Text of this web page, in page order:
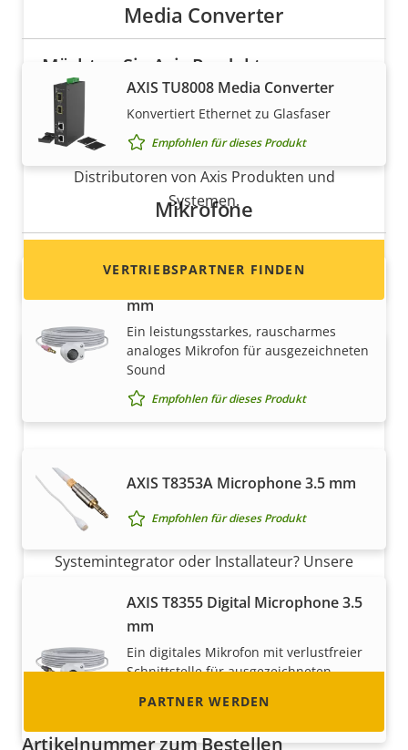
Media Converter
AXIS TU8008 Media Converter
Konvertiert Ethernet zu Glasfaser
Empfohlen für dieses Produkt
Mikrofone
mm
Ein leistungsstarkes, rauscharmes
analoges Mikrofon für ausgezeichneten
Sound
Empfohlen für dieses Produkt
AXIS T8353A Microphone 3.5 mm
Empfohlen für dieses Produkt
AXIS T8355 Digital Microphone 3.5
mm
Ein digitales Mikrofon mit verlustfreier
Schnittstelle für ausgezeichneten
Möchten Sie Axis Produkte
verkaufen?
Möchten Sie ein Wiederverkäufer werden? Hier
finden Sie Kontaktinformationen für
Distributoren von Axis Produkten und
Systemen.
VERTRIEBSPARTNER FINDEN
Partner werden
Sind Sie Wiederverkäufer, Distributor,
Systemintegrator oder Installateur? Unsere
ansässig. Erfahren Sie, wie Sie einer von ihnen
werden können!
PARTNER WERDEN
Artikelnummer zum Bestellen